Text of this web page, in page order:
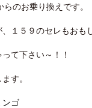
のお乗り換えです。
１５９のセレもおも
て下さい～！！
す。
ンゴ